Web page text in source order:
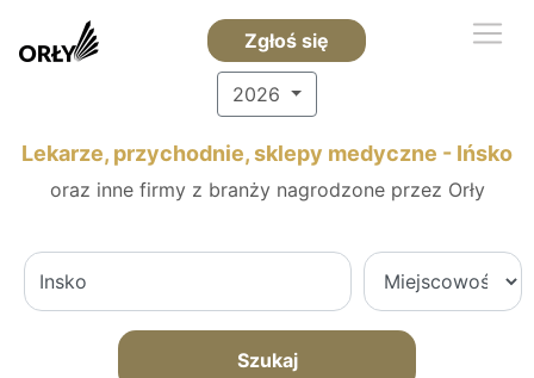
Zgłoś się
2026
Lekarze, przychodnie, sklepy medyczne - Ińsko
oraz inne firmy z branży nagrodzone przez Orły
Szukaj